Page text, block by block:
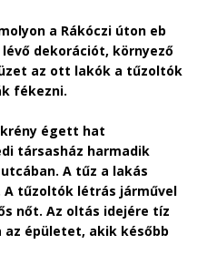
a Rákóczi úton eb
dekorációt, környező
az ott lakók a tűzoltók
fékezni.
égett hat
társasház harmadik
A tűz a lakás
tűzoltók létrás járművel
nőt. Az oltás idejére tíz
épületet, akik később